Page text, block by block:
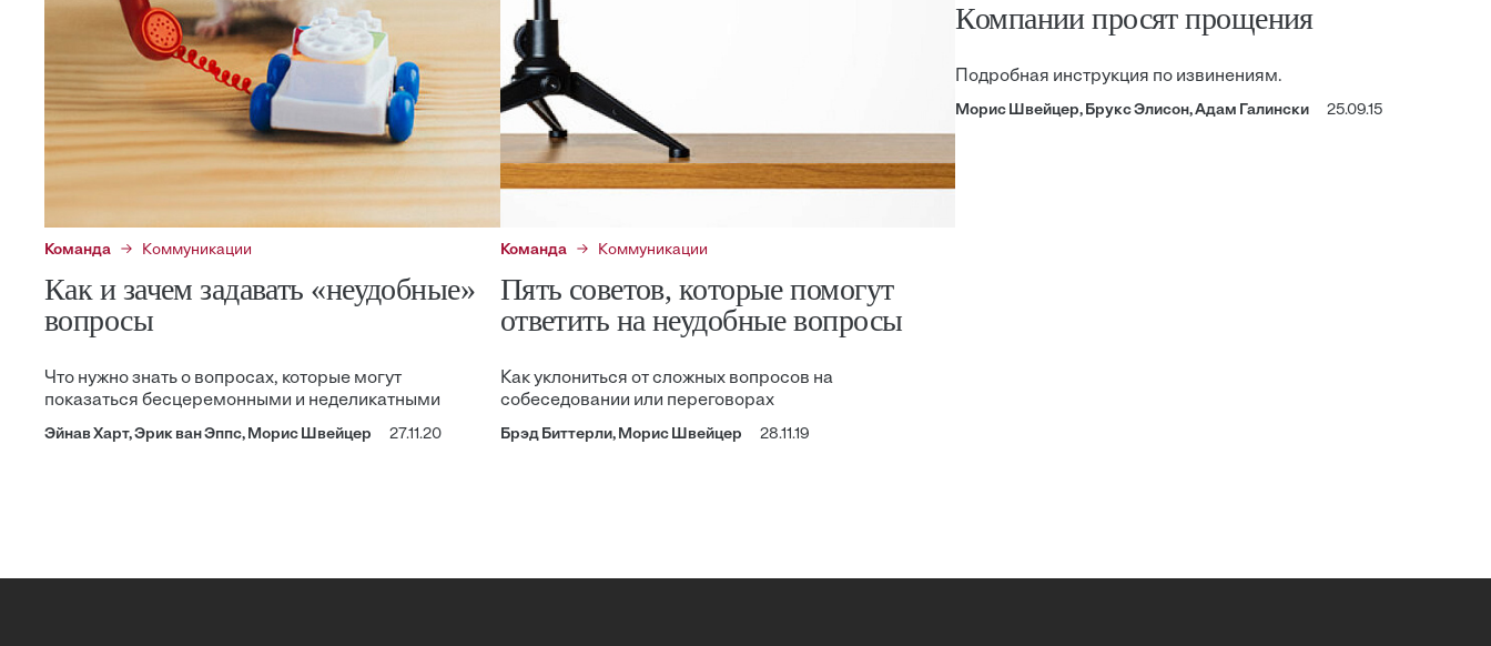
Команда Коммуникации
Как и зачем задавать «неудобные»
вопросы
Что нужно знать о вопросах, которые могут
показаться бесцеремонными и неделикатными
Эйнав Харт, Эрик ван Эппс, Морис Швейцер 27.11.20
Команда Коммуникации
Пять советов, которые помогут
ответить на неудобные вопросы
Как уклониться от сложных вопросов на
собеседовании или переговорах
Брэд Биттерли, Морис Швейцер 28.11.19
Компании просят прощения
Подробная инструкция по извинениям.
Морис Швейцер, Брукс Элисон, Адам Галински 25.09.15